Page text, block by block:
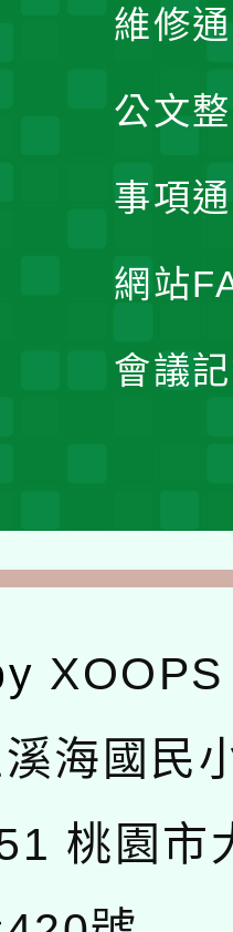
維修
公文
事項
網站
會議
XOOPS
海國民
桃園市